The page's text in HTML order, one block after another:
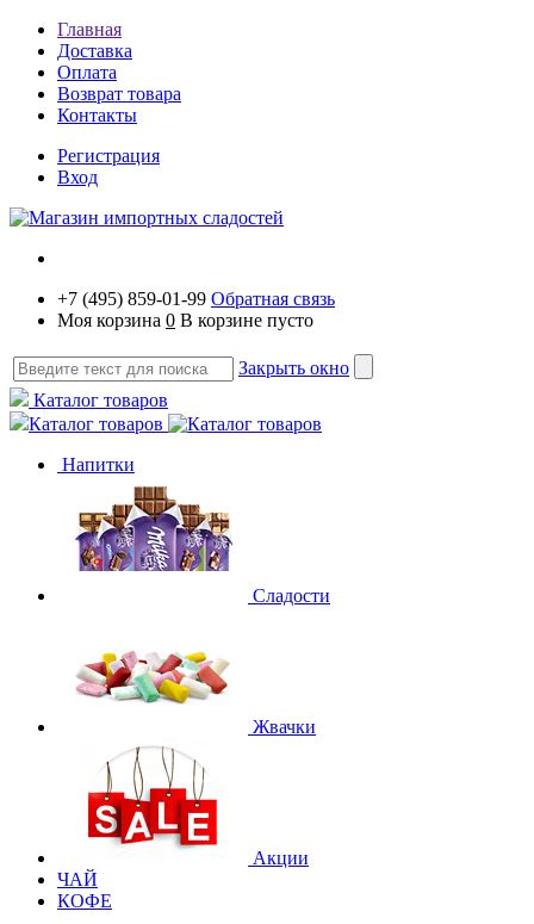
Главная
Доставка
Оплата
Возврат товара
Контакты
Регистрация
Вход
+7 (495) 859-01-99 Обратная связь
Моя корзина 0 В корзине пусто
Закрыть окно
Каталог товаров
Каталог товаров
Напитки
Сладости
Жвачки
Акции
ЧАЙ
КОФЕ